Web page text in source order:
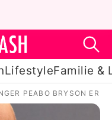
LifestyleFamilie &
PEABO BRYSON